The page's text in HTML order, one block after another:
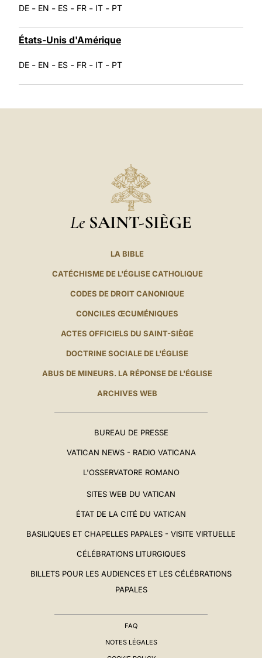
DE - EN - ES - FR - IT - PT
États-Unis d'Amérique
DE - EN - ES - FR - IT - PT
Le SAINT-SIÈGE
LA BIBLE
CATÉCHISME DE L'ÉGLISE CATHOLIQUE
CODES DE DROIT CANONIQUE
CONCILES ŒCUMÉNIQUES
ACTES OFFICIELS DU SAINT-SIÈGE
DOCTRINE SOCIALE DE L'ÉGLISE
ABUS DE MINEURS. LA RÉPONSE DE L'ÉGLISE
ARCHIVES WEB
BUREAU DE PRESSE
VATICAN NEWS - RADIO VATICANA
L'OSSERVATORE ROMANO
SITES WEB DU VATICAN
ÉTAT DE LA CITÉ DU VATICAN
BASILIQUES ET CHAPELLES PAPALES - VISITE VIRTUELLE
CÉLÉBRATIONS LITURGIQUES
BILLETS POUR LES AUDIENCES ET LES CÉLÉBRATIONS
PAPALES
FAQ
NOTES LÉGALES